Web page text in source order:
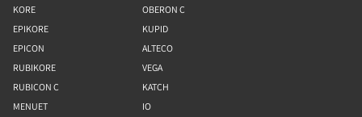
KORE
EPIKORE
EPICON
RUBIKORE
RUBICON C
MENUET
OBERON C
KUPID
ALTECO
VEGA
KATCH
IO